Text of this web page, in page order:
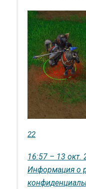
22
16:57 – 13 окт.
Информация о